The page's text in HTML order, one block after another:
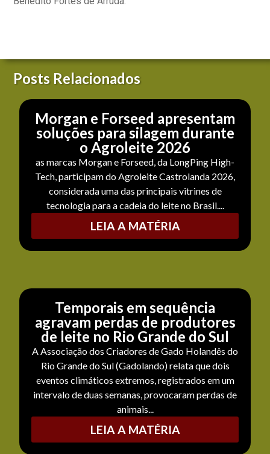
Posts Relacionados
Morgan e Forseed apresentam
soluções para silagem durante
o Agroleite 2026
as marcas Morgan e Forseed, da LongPing High-
Tech, participam do Agroleite Castrolanda 2026,
considerada uma das principais vitrines de
tecnologia para a cadeia do leite no Brasil....
LEIA A MATÉRIA
Temporais em sequência
agravam perdas de produtores
de leite no Rio Grande do Sul
A Associação dos Criadores de Gado Holandês do
Rio Grande do Sul (Gadolando) relata que dois
eventos climáticos extremos, registrados em um
intervalo de duas semanas, provocaram perdas de
animais...
LEIA A MATÉRIA